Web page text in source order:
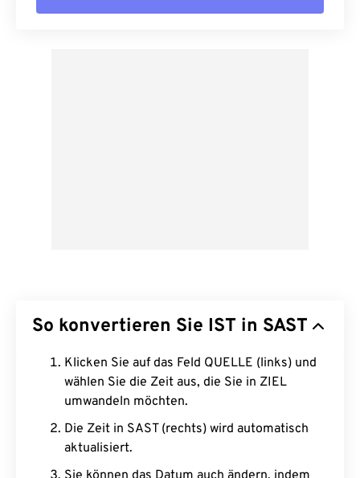
So konvertieren Sie IST in SAST
Klicken Sie auf das Feld QUELLE (links) und
wählen Sie die Zeit aus, die Sie in ZIEL
umwandeln möchten.
Die Zeit in SAST (rechts) wird automatisch
aktualisiert.